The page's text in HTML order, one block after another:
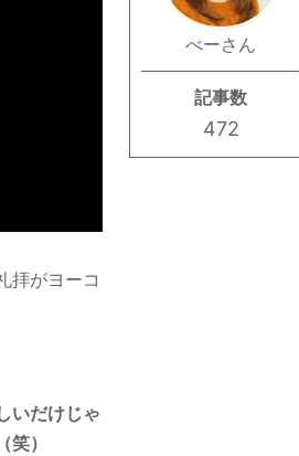
拝がヨーコ
いだけじゃ
）
べーさん
記事数
472